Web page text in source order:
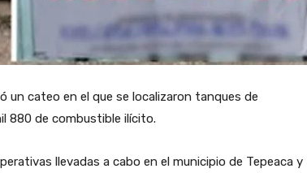
un cateo en el que se localizaron tanques de
880 de combustible ilícito.
llevadas a cabo en el municipio de Tepeaca y